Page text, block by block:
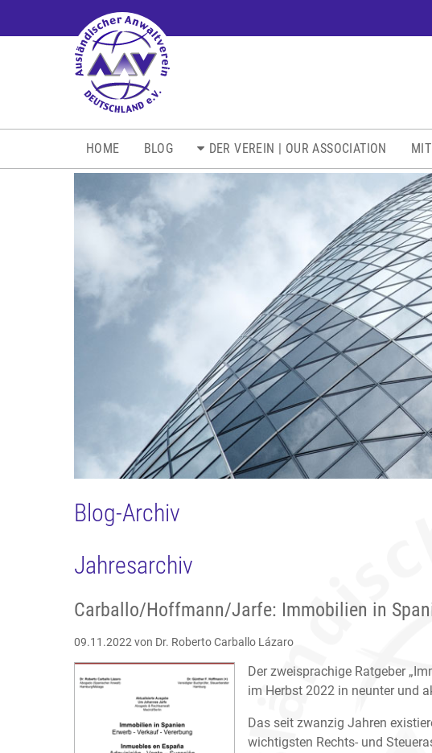
HOME BLOG DER VEREIN | OUR ASSOCIATION
Blog-Archiv
Jahresarchiv
Carballo/Hoffmann/Jarfe: Immobilien in
09.11.2022 von Dr. Roberto Carballo Lázaro
Der zweisprachige Ratgeber
im Herbst 2022 in neunter und
Das seit zwanzig Jahren
wichtigsten Rechts- und